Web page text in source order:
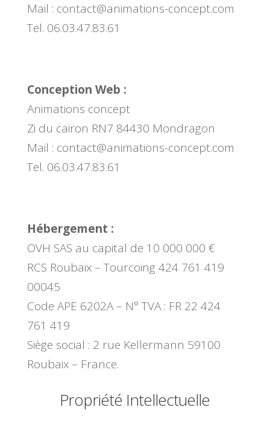
Mail : contact@animations-concept.com
Tel. 06.03.47.83.61
Conception Web :
Animations concept
Zi du cairon RN7 84430 Mondragon
Mail : contact@animations-concept.com
Tel. 06.03.47.83.61
Hébergement :
OVH SAS au capital de 10 000 000 €
RCS Roubaix – Tourcoing 424 761 419
00045
Code APE 6202A – N° TVA : FR 22 424
761 419
Siège social : 2 rue Kellermann 59100
Roubaix – France.
Propriété Intellectuelle